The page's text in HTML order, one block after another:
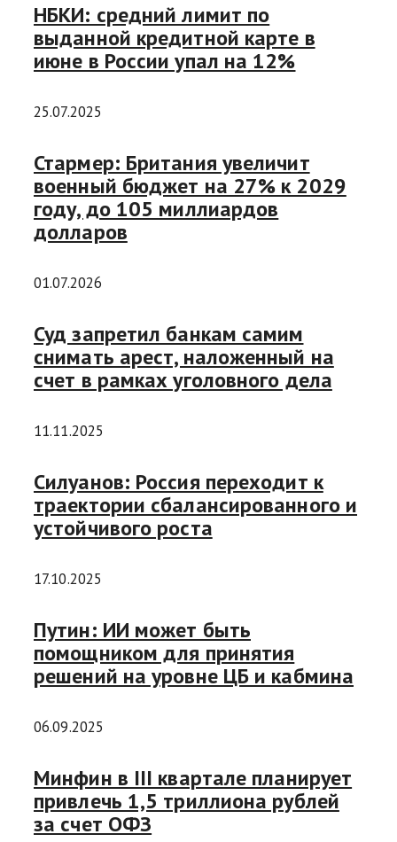
НБКИ: средний лимит по
выданной кредитной карте в
июне в России упал на 12%
25.07.2025
Стармер: Британия увеличит
военный бюджет на 27% к 2029
году, до 105 миллиардов
долларов
01.07.2026
Суд запретил банкам самим
снимать арест, наложенный на
счет в рамках уголовного дела
11.11.2025
Силуанов: Россия переходит к
траектории сбалансированного и
устойчивого роста
17.10.2025
Путин: ИИ может быть
помощником для принятия
решений на уровне ЦБ и кабмина
06.09.2025
Минфин в III квартале планирует
привлечь 1,5 триллиона рублей
за счет ОФЗ